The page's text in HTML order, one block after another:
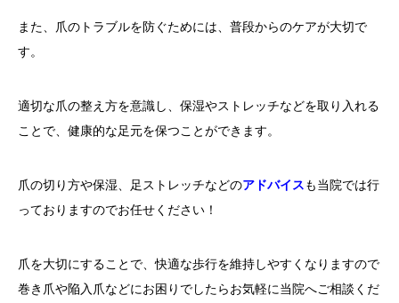
また、爪のトラブルを防ぐためには、普段からのケアが大切で
す。
適切な爪の整え方を意識し、保湿やストレッチなどを取り入れる
ことで、健康的な足元を保つことができます。
爪の切り方や保湿、足ストレッチなどのアドバイスも当院では行
っておりますのでお任せください！
爪を大切にすることで、快適な歩行を維持しやすくなりますので
巻き爪や陥入爪などにお困りでしたらお気軽に当院へご相談くだ